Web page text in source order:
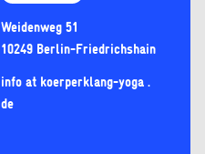
Weidenweg 51
10249 Berlin-Friedrichshain
info at koerperklang-yoga .
de